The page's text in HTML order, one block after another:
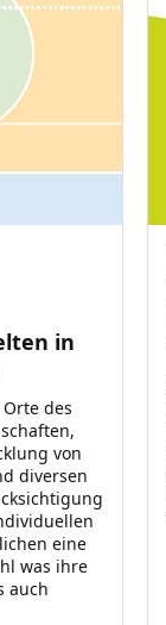
in
des
von
diversen
eine
was ihre
auch